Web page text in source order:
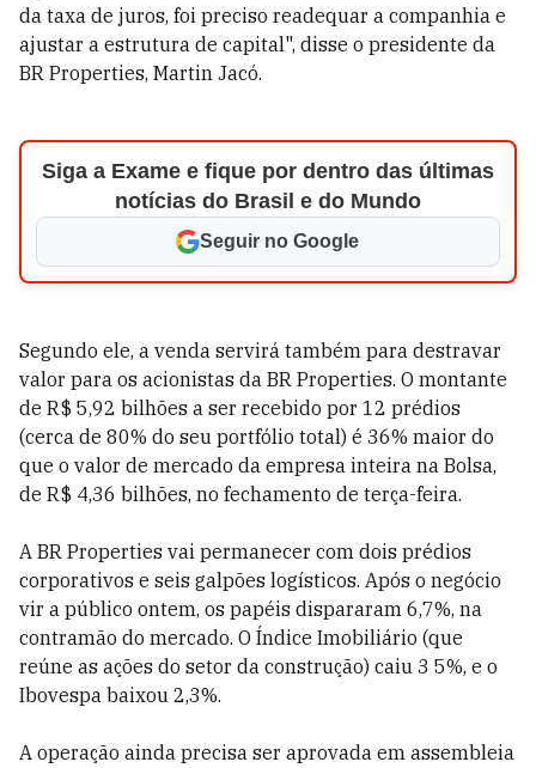
da taxa de juros, foi preciso readequar a companhia e
ajustar a estrutura de capital", disse o presidente da
BR Properties, Martin Jacó.
Siga a Exame e fique por dentro das últimas
notícias do Brasil e do Mundo
Seguir no Google
Segundo ele, a venda servirá também para destravar
valor para os acionistas da BR Properties. O montante
de R$ 5,92 bilhões a ser recebido por 12 prédios
(cerca de 80% do seu portfólio total) é 36% maior do
que o valor de mercado da empresa inteira na Bolsa,
de R$ 4,36 bilhões, no fechamento de terça-feira.
A BR Properties vai permanecer com dois prédios
corporativos e seis galpões logísticos. Após o negócio
vir a público ontem, os papéis dispararam 6,7%, na
contramão do mercado. O Índice Imobiliário (que
reúne as ações do setor da construção) caiu 3 5%, e o
Ibovespa baixou 2,3%.
A operação ainda precisa ser aprovada em assembleia